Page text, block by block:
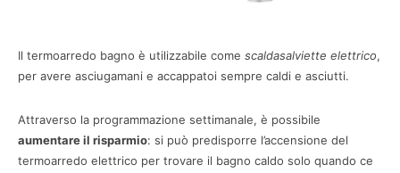
Il termoarredo bagno è utilizzabile come scaldasalviette elettrico,
per avere asciugamani e accappatoi sempre caldi e asciutti.
Attraverso la programmazione settimanale, è possibile
aumentare il risparmio: si può predisporre l’accensione del
termoarredo elettrico per trovare il bagno caldo solo quando ce